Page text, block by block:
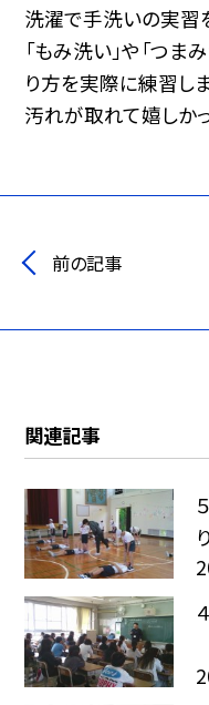
洗濯で手洗いの実習
「もみ洗い」や「つま
り方を実際に練習しま
汚れが取れて嬉しか
前の記事
関連記事